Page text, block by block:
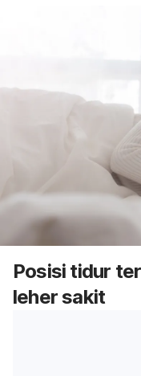
Posisi tidur
leher sakit